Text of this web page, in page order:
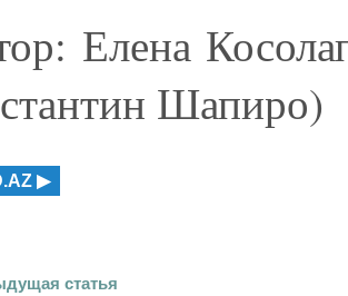
Елена
Шапиро)
статья